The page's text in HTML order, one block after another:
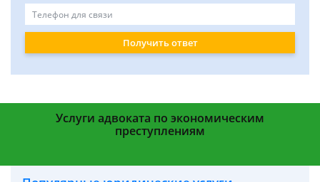
Получить ответ
Услуги адвоката по экономическим
преступлениям